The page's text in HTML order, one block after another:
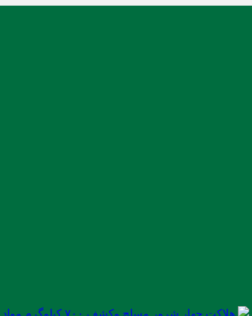
هلاکت چهار شرور مسلح وکشف ۷۰۰ کیلوگرم مواد مخدر